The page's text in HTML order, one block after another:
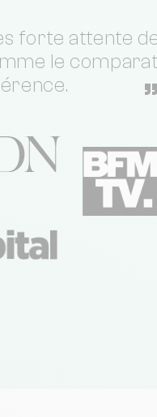
forte attente
le
”